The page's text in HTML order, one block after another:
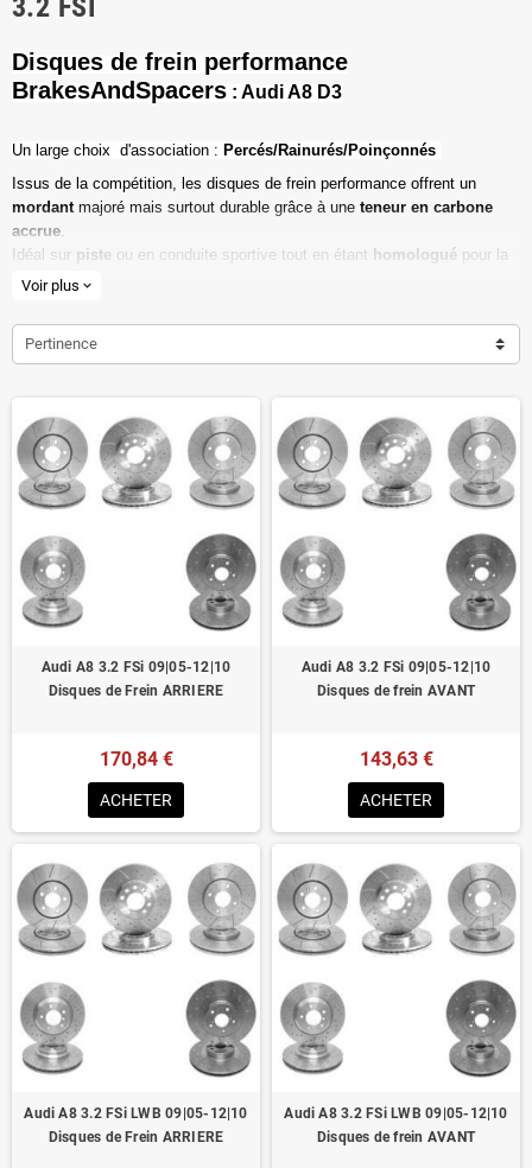
3.2 FSI
Disques de frein performance
BrakesAndSpacers : Audi A8 D3
Un l arge choix d'association : Percés/Rainurés/Poinçonnés
Issus de la compétition, les disques de frein performance offrent un
mordant majoré mais surtout durable grâce à une teneur en carbone
accrue.
Idéal sur piste ou en conduite sportive tout en étant homologué pour la
route ouverte.
Dimensions d'origine respectées
Installation en lieu et place.
Homologué pour le contrôle technique
Voir plus expand_more
Pertinence
Audi A8 3.2 FSi 09|05-12|10
Disques de Frein ARRIERE
170,84 €
ACHETER
Audi A8 3.2 FSi 09|05-12|10
Disques de frein AVANT
143,63 €
ACHETER
Audi A8 3.2 FSi LWB 09|05-12|10
Disques de Frein ARRIERE
Audi A8 3.2 FSi LWB 09|05-12|10
Disques de frein AVANT